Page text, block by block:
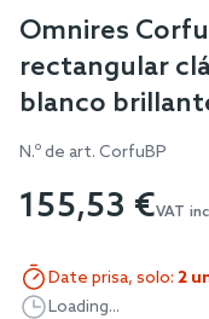
Skip
beginning
of
images
gallery
Omnires
rectangular
blanco
N.º de art. CorfuBP
155,53 €VAT
Date prisa, solo: 2
Loading...